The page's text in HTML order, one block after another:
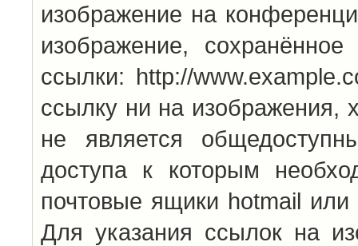
изображение на
изображение,
ссылки: http://
ссылку ни на
не является
доступа к которым
почтовые ящики hotmail
Для указания ссылок на